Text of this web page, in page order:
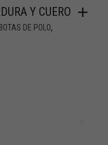
Y CUERO
BOTAS DE POLO,